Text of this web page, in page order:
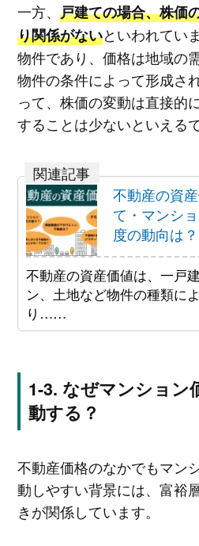
一方、 戸建ての場合、株価
り関係がないといわれてい
物件であり、価格は地域の
物件の条件によって形成さ
って、株価の変動は直接的
することは少ないといえる
不動産の資
て・マンシ
度の動向は？
不動産の資産価値は、一戸
ン、土地など物件の種類に
り……
なぜマンション
動する？
不動産価格のなかでもマン
動しやすい背景には、富裕
きが関係しています。